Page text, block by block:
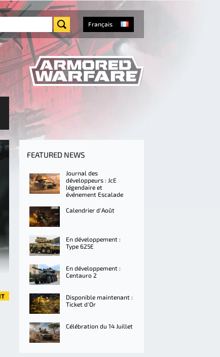
Français
FEATURED NEWS
Journal des
développeurs : JcE
légendaire et
événement Escalade
Calendrier d'Août
En développement :
Type 625E
En développement :
Centauro 2
Disponible maintenant :
Ticket d'Or
Célébration du 14 Juillet